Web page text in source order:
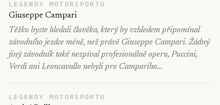
LEGENDY MOTORSPORTU
Giuseppe Campari
Těžko byste hledali člověka, který by vzhledem připomínal
závodního jezdce méně, než právě Giuseppe Campari. Žádný
jiný závodník také nezpíval profesionálně operu, Puccini,
Verdi ani Leoncavallo nebyli pro Campariho…
LEGENDY MOTORSPORTU